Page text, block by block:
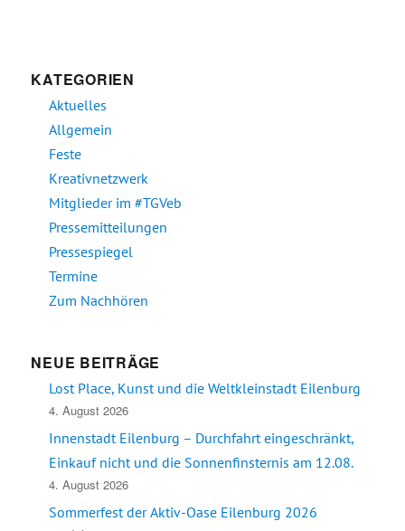
KATEGORIEN
Aktuelles
Allgemein
Feste
Kreativnetzwerk
Mitglieder im #TGVeb
Pressemitteilungen
Pressespiegel
Termine
Zum Nachhören
NEUE BEITRÄGE
Lost Place, Kunst und die Weltkleinstadt Eilenburg
4. August 2026
Innenstadt Eilenburg – Durchfahrt eingeschränkt,
Einkauf nicht und die Sonnenfinsternis am 12.08.
4. August 2026
Sommerfest der Aktiv-Oase Eilenburg 2026